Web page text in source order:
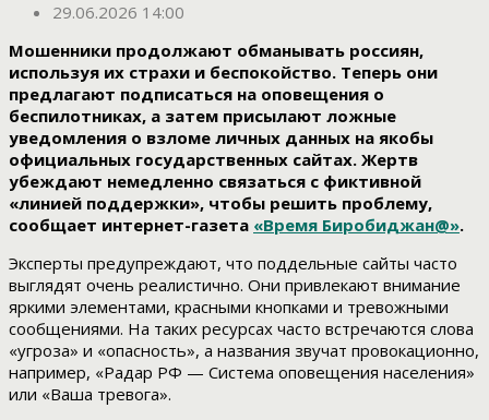
29.06.2026 14:00
Мошенники продолжают обманывать россиян,
используя их страхи и беспокойство. Теперь они
предлагают подписаться на оповещения о
беспилотниках, а затем присылают ложные
уведомления о взломе личных данных на якобы
официальных государственных сайтах. Жертв
убеждают немедленно связаться с фиктивной
«линией поддержки», чтобы решить проблему,
сообщает интернет-газета «Время Биробиджан@».
Эксперты предупреждают, что поддельные сайты часто
выглядят очень реалистично. Они привлекают внимание
яркими элементами, красными кнопками и тревожными
сообщениями. На таких ресурсах часто встречаются слова
«угроза» и «опасность», а названия звучат провокационно,
например, «Радар РФ — Система оповещения населения»
или «Ваша тревога».